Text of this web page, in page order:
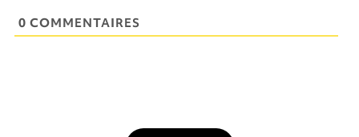
0 COMMENTAIRES